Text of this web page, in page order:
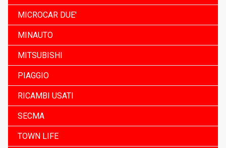
MICROCAR DUE'
MINAUTO
MITSUBISHI
PIAGGIO
RICAMBI USATI
SECMA
TOWN LIFE